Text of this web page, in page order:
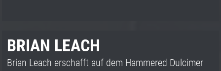
BRIAN LEACH
Brian Leach erschafft auf dem Hammered Dulcimer